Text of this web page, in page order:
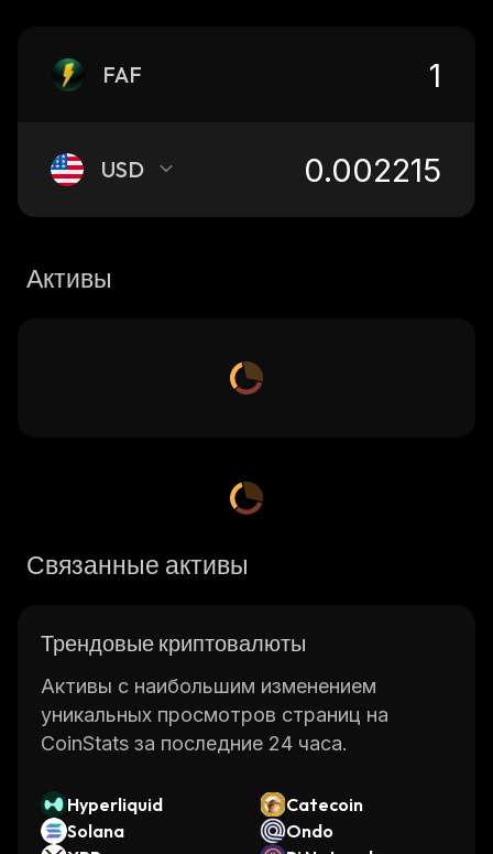
FAF
USD
Активы
Связанные активы
Трендовые криптовалюты
Активы с наибольшим изменением
уникальных просмотров страниц на
CoinStats за последние 24 часа.
Hyperliquid
Catecoin
Solana
Ondo